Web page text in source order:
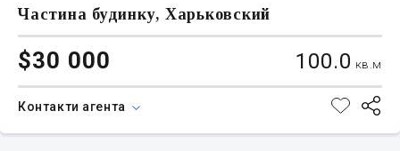
Частина будинку, Харьковский
$30 000 100.0 кв.м
Контакти агента